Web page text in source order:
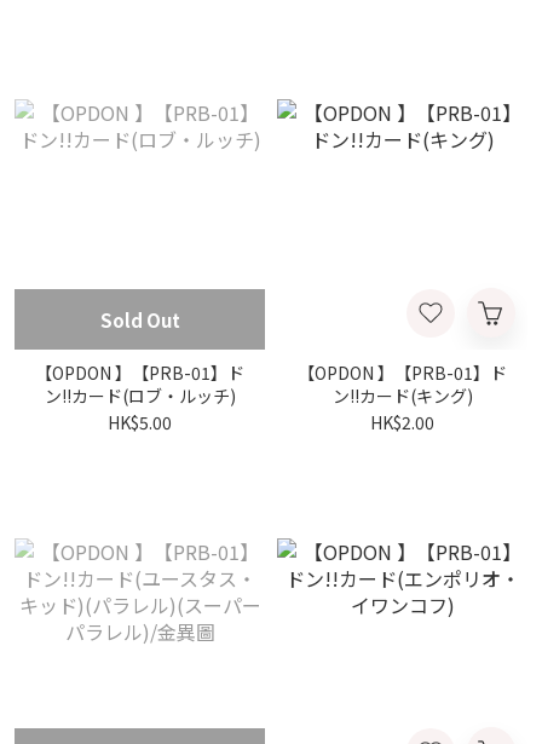
Sold Out
【OPDON 】【PRB-01】ド
ン!!カード(ロブ・ルッチ)
HK$5.00
【OPDON 】【PRB-01】ド
ン!!カード(キング)
HK$2.00